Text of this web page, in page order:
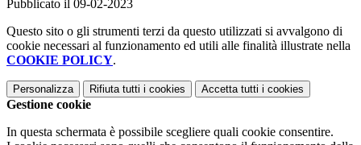
Pubblicato il 09-02-2023
Questo sito o gli strumenti terzi da questo utilizzati si avvalgono di
cookie necessari al funzionamento ed utili alle finalità illustrate nella
COOKIE POLICY.
Personalizza Rifiuta tutti i cookies Accetta tutti i cookies
Gestione cookie
In questa schermata è possibile scegliere quali cookie consentire.